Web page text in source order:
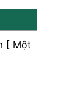
[ Một